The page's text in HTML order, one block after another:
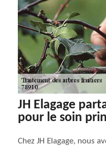
JH Elagage
pour le soin
Chez JH Elagage, nous